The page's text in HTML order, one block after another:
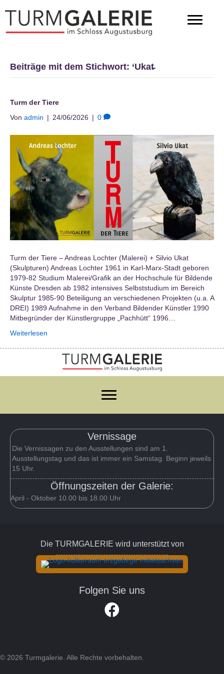
Beiträge mit dem Stichwort: ‘Ukat̵
Turm der Tiere
Von admin | 24/06/2026 | 0
Turm der Tiere – Andreas Lochter (Malerei) + Silvio Ukat
(Skulpturen) Andreas Lochter 1961 in Karl-Marx-Stadt geboren
1979-82 Studium Malerei/Grafik an der Hochschule für Bildende
Künste Dresden ab 1982 intensives Selbststudium im Bereich
Skulptur 1985-90 Beteiligung an verschiedenen Projekten (u.a. A
DREI) 1989 Aufnahme in den Verband Bildender Künstler 1990
Mitbegründer der Künstlergruppe „Pachhütt“ 1996…
Weiterlesen
Vernissage
Die Vernissagen zu den Ausstellungen sind am 1.
Ausstellungstag und das ist immer ein Samstag. Beginn jeweils
15 Uhr.
Öffnungszeiten der Galerie:
April - Oktober 10.00 bis 18.00 Uhr
Die TURMGALERIE wird unterstützt von
Folgen Sie uns
Link zum Facebook Account der
© 2026 Turmgalerie. Alle Rechte vorbehalten.